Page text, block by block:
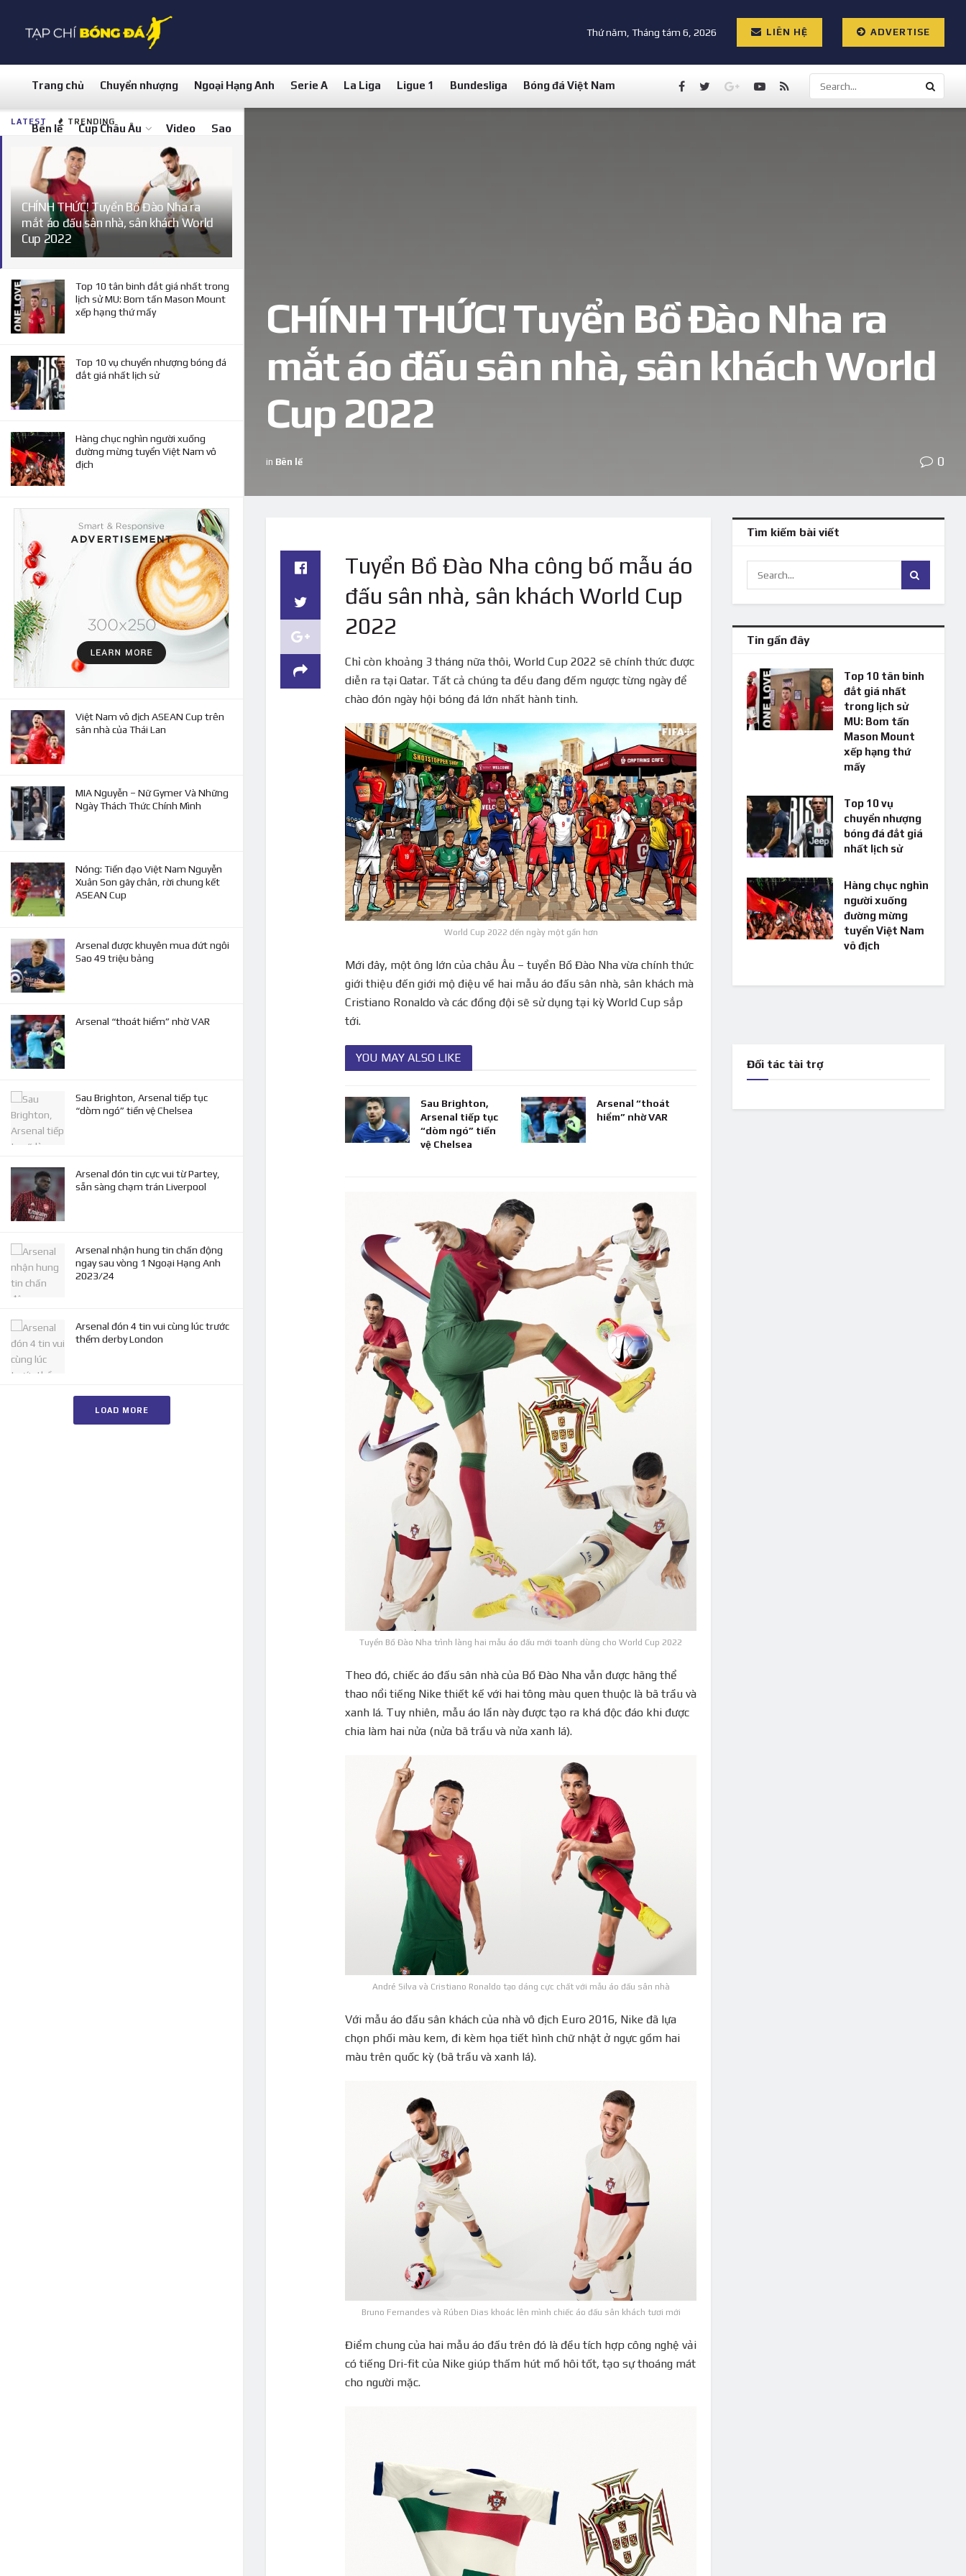
LATEST TRENDING
CHÍNH THỨC! Tuyển Bồ Đào Nha ra
mắt áo đấu sân nhà, sân khách World
Cup 2022
Top 10 tân binh đắt giá nhất trong
lịch sử MU: Bom tấn Mason Mount
xếp hạng thứ mấy
Top 10 vụ chuyển nhượng bóng đá
đắt giá nhất lịch sử
Hàng chục nghìn người xuống
đường mừng tuyển Việt Nam vô
địch
Việt Nam vô địch ASEAN Cup trên
sân nhà của Thái Lan
MIA Nguyễn – Nữ Gymer Và Những
Ngày Thách Thức Chính Mình
Nóng: Tiền đạo Việt Nam Nguyễn
Xuân Son gãy chân, rời chung kết
ASEAN Cup
Arsenal được khuyên mua đứt ngôi
Sao 49 triệu bảng
Arsenal “thoát hiểm” nhờ VAR
Sau Brighton, Arsenal tiếp tục
“dòm ngó” tiền vệ Chelsea
Arsenal đón tin cực vui từ Partey,
sẵn sàng chạm trán Liverpool
Arsenal nhận hung tin chấn động
ngay sau vòng 1 Ngoại Hạng Anh
2023/24
Arsenal đón 4 tin vui cùng lúc trước
thềm derby London
LOAD MORE
Thứ năm, Tháng tám 6, 2026 LIÊN HỆ ADVERTISE
Trang chủ Chuyển nhượng Ngoại Hạng Anh Serie A La Liga Ligue 1 Bundesliga Bóng đá Việt Nam
Bên lề Cup Châu Âu Video Sao
CHÍNH THỨC! Tuyển Bồ Đào Nha ra
mắt áo đấu sân nhà, sân khách World
Cup 2022
in Bên lề 0
Tuyển Bồ Đào Nha công bố mẫu áo
đấu sân nhà, sân khách World Cup
2022
Chỉ còn khoảng 3 tháng nữa thôi, World Cup 2022 sẽ chính thức được
diễn ra tại Qatar. Tất cả chúng ta đều đang đếm ngược từng ngày để
chào đón ngày hội bóng đá lớn nhất hành tinh.
World Cup 2022 đến ngày một gần hơn
Mới đây, một ông lớn của châu Âu – tuyển Bồ Đào Nha vừa chính thức
giới thiệu đến giới mộ điệu về hai mẫu áo đấu sân nhà, sân khách mà
Cristiano Ronaldo và các đồng đội sẽ sử dụng tại kỳ World Cup sắp
tới.
YOU MAY ALSO LIKE
Sau Brighton,
Arsenal tiếp tục
“dòm ngó” tiền
vệ Chelsea
Arsenal “thoát
hiểm” nhờ VAR
Tuyển Bồ Đào Nha trình làng hai mẫu áo đấu mới toanh dùng cho World Cup 2022
Theo đó, chiếc áo đấu sân nhà của Bồ Đào Nha vẫn được hãng thể
thao nổi tiếng Nike thiết kế với hai tông màu quen thuộc là bã trầu và
xanh lá. Tuy nhiên, mẫu áo lần này được tạo ra khá độc đáo khi được
chia làm hai nửa (nửa bã trầu và nửa xanh lá).
André Silva và Cristiano Ronaldo tạo dáng cực chất với mẫu áo đấu sân nhà
Với mẫu áo đấu sân khách của nhà vô địch Euro 2016, Nike đã lựa
chọn phối màu kem, đi kèm họa tiết hình chữ nhật ở ngực gồm hai
màu trên quốc kỳ (bã trầu và xanh lá).
Bruno Fernandes và Rúben Dias khoác lên mình chiếc áo đấu sân khách tươi mới
Điểm chung của hai mẫu áo đấu trên đó là đều tích hợp công nghệ vải
có tiếng Dri-fit của Nike giúp thấm hút mồ hôi tốt, tạo sự thoáng mát
cho người mặc.
Tìm kiếm bài viết
Tin gần đây
Top 10 tân binh
đắt giá nhất
trong lịch sử
MU: Bom tấn
Mason Mount
xếp hạng thứ
mấy
Top 10 vụ
chuyển nhượng
bóng đá đắt giá
nhất lịch sử
Hàng chục nghìn
người xuống
đường mừng
tuyển Việt Nam
vô địch
Đối tác tài trợ